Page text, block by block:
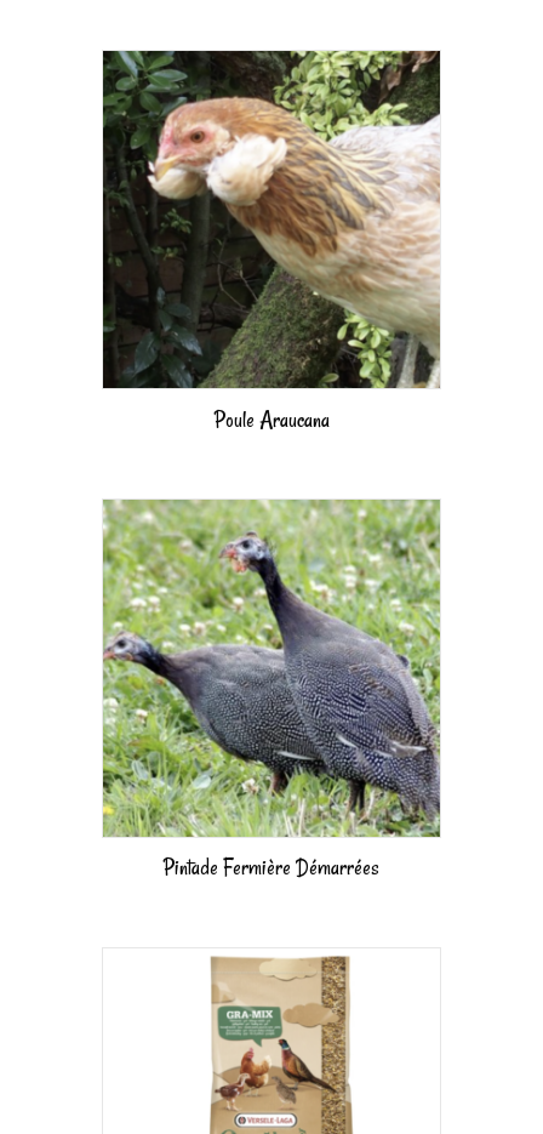
Poule Araucana
Pintade Fermière Démarrées